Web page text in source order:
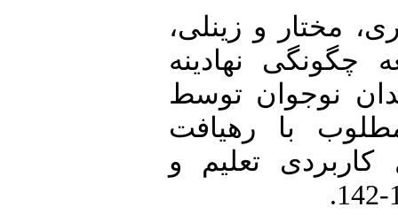
مختار و زینلی،
مطالعه چگونگی نهادینه
نوجوان توسط
با رهیافت
کاربردی تعلیم و